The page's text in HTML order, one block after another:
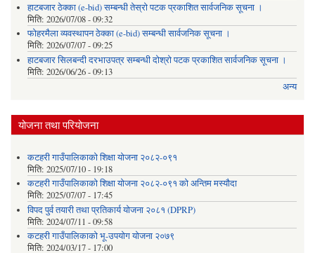
हाटबजार ठेक्का (e-bid) सम्बन्धी तेस्रो पटक प्रकाशित सार्वजनिक सूचना ।
मिति: 2026/07/08 - 09:32
फोहरमैला व्यवस्थापन ठेक्का (e-bid) सम्बन्धी सार्वजनिक सूचना ।
मिति: 2026/07/07 - 09:25
हाटबजार सिलबन्दी दरभाउपत्र सम्बन्धी दोश्रो पटक प्रकाशित सार्वजनिक सूचना ।
मिति: 2026/06/26 - 09:13
अन्य
योजना तथा परियोजना
कटहरी गाउँपालिकाको शिक्षा योजना २०८२-०९१
मिति: 2025/07/10 - 19:18
कटहरी गाउँपालिकाको शिक्षा योजना २०८२-०९१ को अन्तिम मस्यौदा
मिति: 2025/07/07 - 17:45
विपद पुर्व तयारी तथा प्रतिकार्य योजना २०८१ (DPRP)
मिति: 2024/07/11 - 09:58
कटहरी गाउँपालिकाको भू-उपयोग योजना २०७९
मिति: 2024/03/17 - 17:00